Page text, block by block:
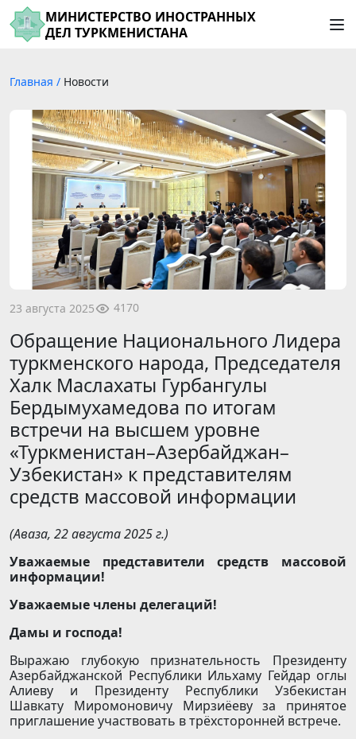
МИНИСТЕРСТВО ИНОСТРАННЫХ
ДЕЛ ТУРКМЕНИСТАНА
Главная / Новости
23 августа 2025 4170
Обращение Национального Лидера
туркменского народа, Председателя
Халк Маслахаты Гурбангулы
Бердымухамедова по итогам
встречи на высшем уровне
«Туркменистан–Азербайджан–
Узбекистан» к представителям
средств массовой информации
(Аваза, 22 августа 2025 г.)
Уважаемые представители средств массовой
информации!
Уважаемые члены делегаций!
Дамы и господа!
Выражаю глубокую признательность Президенту
Азербайджанской Республики Ильхаму Гейдар оглы
Алиеву и Президенту Республики Узбекистан
Шавкату Миромоновичу Мирзиёеву за принятое
приглашение участвовать в трёхсторонней встрече.